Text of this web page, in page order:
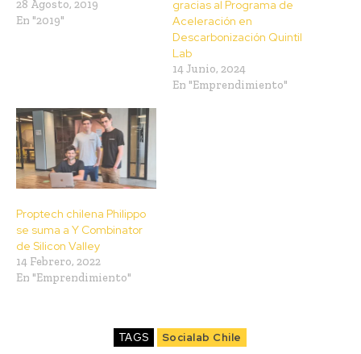
28 Agosto, 2019
En "2019"
gracias al Programa de
Aceleración en
Descarbonización Quintil
Lab
14 Junio, 2024
En "Emprendimiento"
Proptech chilena Philippo
se suma a Y Combinator
de Silicon Valley
14 Febrero, 2022
En "Emprendimiento"
TAGS Socialab Chile